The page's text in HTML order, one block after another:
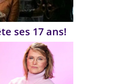
ses 17 ans!